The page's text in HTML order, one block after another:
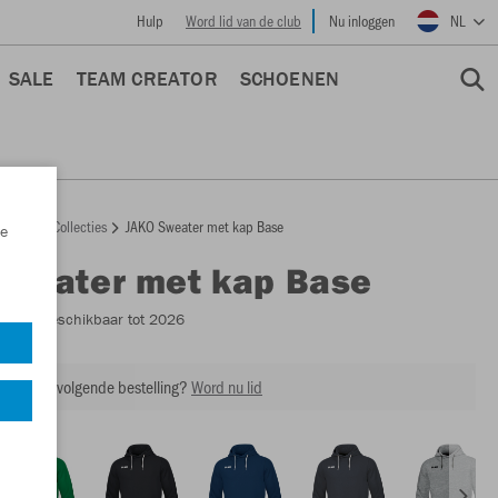
Hulp Word lid van de club Nu inloggen NL
SALE TEAM CREATOR SCHOENEN
Collecties JAKO Sweater met kap Base
Sweater met kap Base
- Beschikbaar tot 2026
op je volgende bestelling?Word nu lid